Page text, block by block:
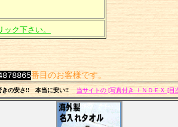
ク下さい。
番目のお客様です。
きの安さ!! 本当に安い!! 当サイトの [写真付き ＩＮＤＥＸ [目